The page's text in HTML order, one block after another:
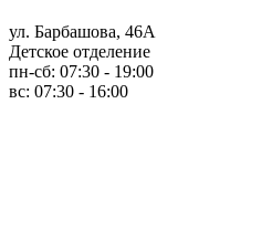
ул. Барбашова, 46А
Детское отделение
пн-сб: 07:30 - 19:00
вс: 07:30 - 16:00